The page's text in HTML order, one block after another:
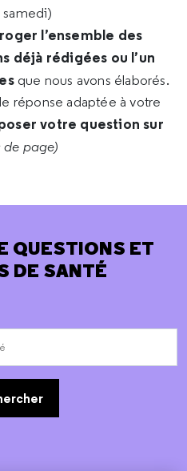
samedi)
l’ensemble des
déjà rédigées ou l’un
que nous avons élaborés.
réponse adaptée à votre
votre question sur
de page)
QUESTIONS ET
DE SANTÉ